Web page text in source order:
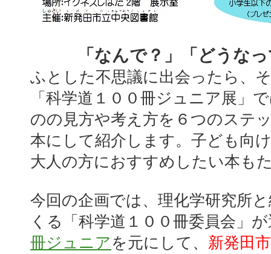
「なんで？」「どうな
ふとした不思議に出会ったら、
「科学道１００冊ジュニア展」
のの見方や考え方を６つのステ
本にして紹介します。子ども向
大人の方におすすめしたい本も
今回の企画では、理化学研究所
くる「科学道１００冊委員会」
冊ジュニア を元にして、 新発田